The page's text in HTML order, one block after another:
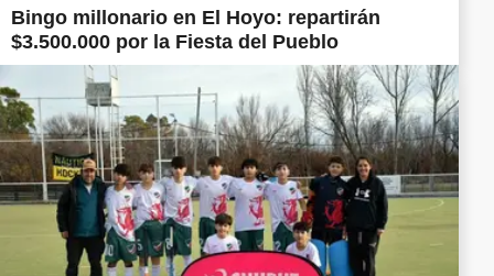
Bingo millonario en El Hoyo: repartirán
$3.500.000 por la Fiesta del Pueblo